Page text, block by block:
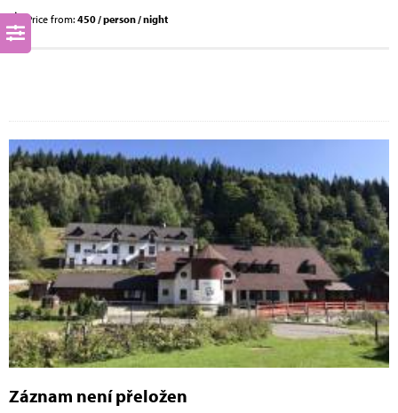
Price from: 450 / person / night
Záznam není přeložen